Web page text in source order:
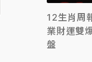
12生肖周
業財運雙
盤